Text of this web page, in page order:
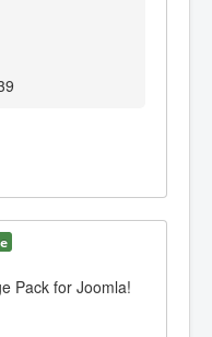
Pack for Joomla!